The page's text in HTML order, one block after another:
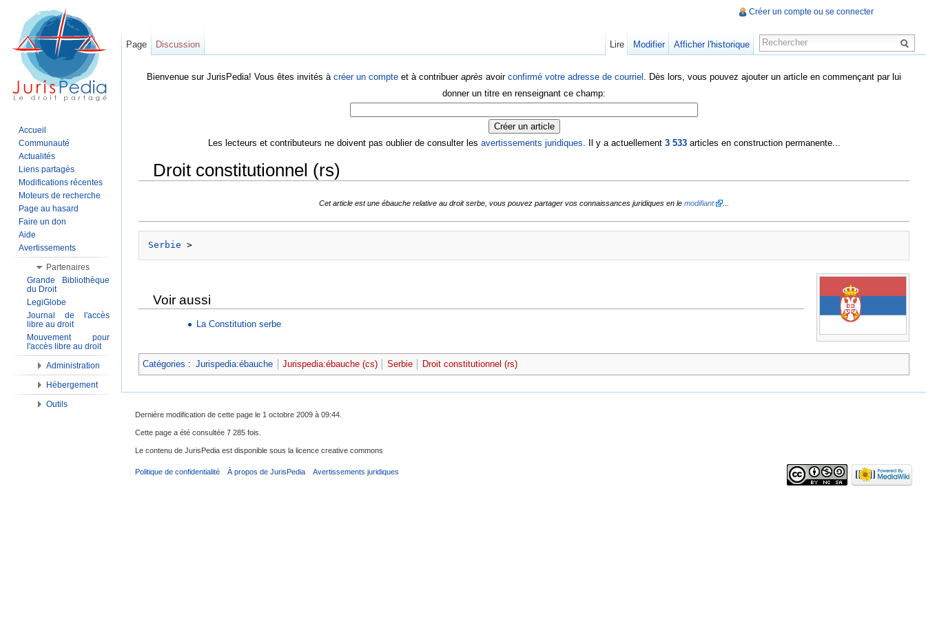
Bienvenue sur JurisPedia! Vous êtes invités à créer un compte et à contribuer après avoir confirmé votre adresse de courriel . Dès lors, vous pouvez ajouter un article en commençant par lui
donner un titre en renseignant ce champ:
Les lecteurs et contributeurs ne doivent pas oublier de consulter les avertissements juridiques. Il y a actuellement 3 533articles en construction permanente...
Droit constitutionnel (rs)
Cet article est une ébauche relative au droit serbe, vous pouvez partager vos connaissances juridiques en le modifiant
Serbie
Voir aussi
La Constitution serbe
Catégories : Jurispedia:ébauche Jurispedia:ébauche (cs) Serbie Droit constitutionnel (rs)
Créer un compte ou se connecter
Page Discussion Lire Modifier Afficher l'historique
Accueil
Communauté
Actualités
Liens partagés
Modifications récentes
Moteurs de recherche
Page au hasard
Faire un don
Aide
Avertissements
Partenaires
Grande Bibliothèque
du Droit
LegiGlobe
Journal de l'accès
libre au droit
Mouvement pour
l'accès libre au droit
Administration
Hébergement
Outils
Dernière modification de cette page le 1 octobre 2009 à 09:44.
Cette page a été consultée 7 285 fois.
Le contenu de JurisPedia est disponible sous la licence creative commons
Politique de confidentialité À propos de JurisPedia Avertissements juridiques